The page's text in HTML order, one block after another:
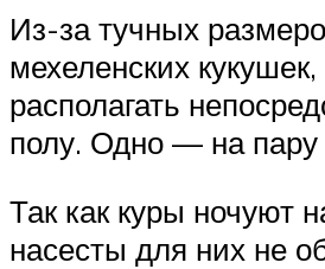
Из-за тучных
мехеленских
располагать
полу. Одно — на пару
Так как куры ночуют
насесты для них не